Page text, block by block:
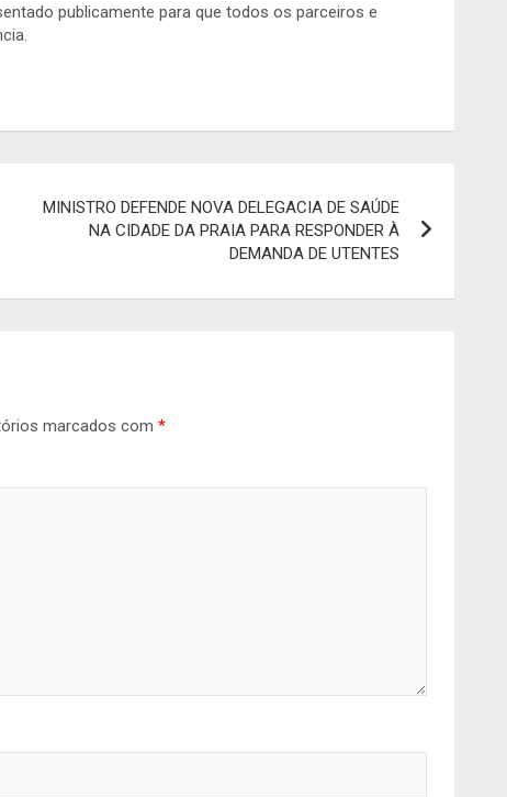
publicamente para que todos os parceiros e
MINISTRO DEFENDE NOVA DELEGACIA DE SAÚDE
NA CIDADE DA PRAIA PARA RESPONDER À
DEMANDA DE UTENTES
marcados com *